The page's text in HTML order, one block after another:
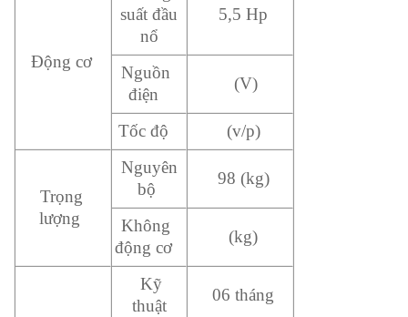
Động cơ
suất đầu
nổ
5,5 Hp
Nguồn
điện
(V)
Tốc độ (v/p)
Trọng
lượng
Nguyên
bộ
98 (kg)
Không
động cơ
(kg)
Kỹ
thuật
06 tháng